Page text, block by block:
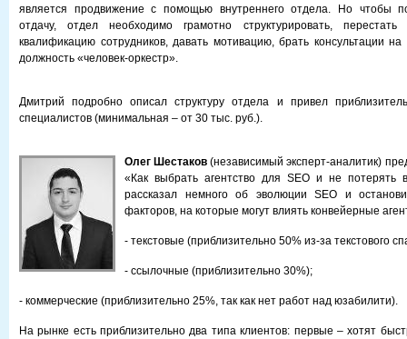
является продвижение с помощью внутреннего отдела. Но чтобы
отдачу, отдел необходимо грамотно структурировать,
квалификацию сотрудников, давать мотивацию, брать консультации на
должность «человек-оркестр».
Дмитрий подробно описал структуру отдела и привел
специалистов (минимальная – от 30 тыс. руб.).
Олег Шестаков(независимый эксперт-аналитик)
«Как выбрать агентство для SEO и не потерять
рассказал немного об эволюции SEO и
факторов, на которые могут влиять конвейерные
- текстовые (приблизительно 50% из-за текстового
- ссылочные (приблизительно 30%);
- коммерческие (приблизительно 25%, так как нет работ над юзабилити).
На рынке есть приблизительно два типа клиентов: первые – хотят